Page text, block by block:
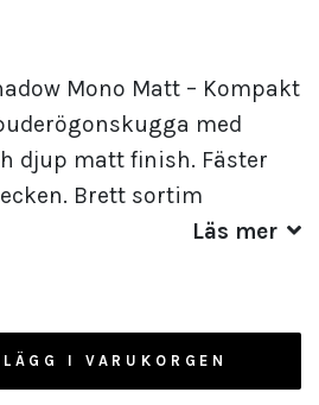
Mono Matt – Kompakt
med
djup matt finish. Fäster
Brett sortim
Läs mer
LÄGG I VARUKORGEN